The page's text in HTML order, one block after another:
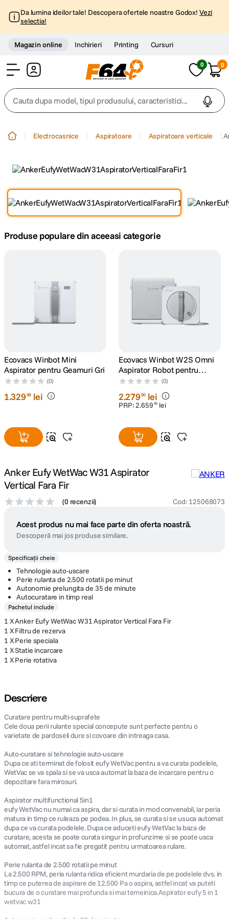
Da lumina ideilor tale! Descopera ofertele noastre Godox! Vezi
selectia!
Magazin online Inchirieri Printing Cursuri
0 0
Cauta dupa model, tipul produsului, caracteristici...
3. trepied telefon
8. dji mic mini
10. insta 360
Electrocasnice Aspiratoare Aspiratoare verticale
Produse populare din aceeasi categorie
Ecovacs Winbot Mini
Aspirator pentru Geamuri Gri
(0)
1.32999 lei
Ecovacs Winbot W2S Omni
Aspirator Robot pentru
Geamuri
(0)
2.27990 lei
PRP:2.659 99 lei
Anker Eufy WetWac W31 Aspirator
Vertical Fara Fir
(0 recenzii) Cod: 125068073
Acest produs nu mai face parte din oferta noastră.
Descoperă mai jos produse similare.
Specificații cheie
Tehnologie auto-uscare
Perie rulanta de 2.500 rotatii pe minut
Autonomie prelungita de 35 de minute
Autocuratare in timp real
Pachetul include
1 X Anker Eufy WetWac W31 Aspirator Vertical Fara Fir
1 X Filtru de rezerva
1 X Perie speciala
1 X Statie incarcare
1 X Perie rotativa
Descriere
Curatare pentru multi-suprafete
Cele doua perii rulante special concepute sunt perfecte pentru o
varietate de pardoseli dure si covoare din intreaga casa.
Auto-curatare si tehnologie auto-uscare
Dupa ce ati terminat de folosit eufy WetVac pentru a va curata podelele,
WetVac se va spala si se va usca automat la baza de incarcare pentru o
depozitare fara mirosuri.
Aspirator multifunctional 5in1
eufy WetVac nu numai ca aspira, dar si curata in mod convenabil, iar peria
matura in timp ce ruleaza pe podea. In plus, se curata si se usuca automat
dupa ce va curata podelele. Dupa ce aduceti eufy WetVac la baza de
curatare, acesta se poate curata singur in profunzime si se poate usca
automat, astfel incat sa fie pregatit pentru urmatoarea rulare.
Perie rulanta de 2.500 rotatii pe minut
La 2.500 RPM, peria rulanta ridica eficient murdaria de pe podelele dvs. in
timp ce puterea de aspirare de 12.500 Pa o aspira, astfel incat va puteti
bucura de o curatare mai profunda si mai temeinica.Aspirator eufy 5 in 1
wetvac w31